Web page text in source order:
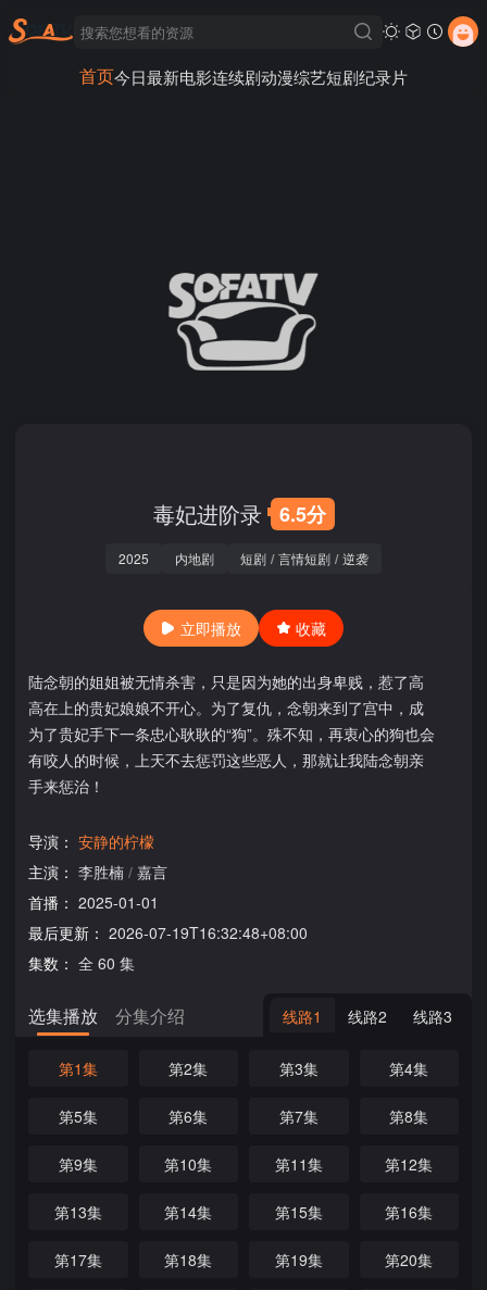
首页今日最新电影连续剧动漫综艺短剧纪录片
毒妃进阶录 6.5分
2025 内地剧 短剧 / 言情短剧 / 逆袭
立即播放 收藏
陆念朝的姐姐被无情杀害，只是因为她的出身卑贱，惹了高
高在上的贵妃娘娘不开心。为了复仇，念朝来到了宫中，成
为了贵妃手下一条忠心耿耿的“狗”。殊不知，再衷心的狗也会
有咬人的时候，上天不去惩罚这些恶人，那就让我陆念朝亲
手来惩治！
导演： 安静的柠檬
主演： 李胜楠 / 嘉言
首播： 2025-01-01
最后更新： 2026-07-19T16:32:48+08:00
集数： 全 60 集
选集播放 分集介绍 线路1 线路2 线路3
第1集 第2集 第3集 第4集
第5集 第6集 第7集 第8集
第9集 第10集 第11集 第12集
第13集 第14集 第15集 第16集
第17集 第18集 第19集 第20集